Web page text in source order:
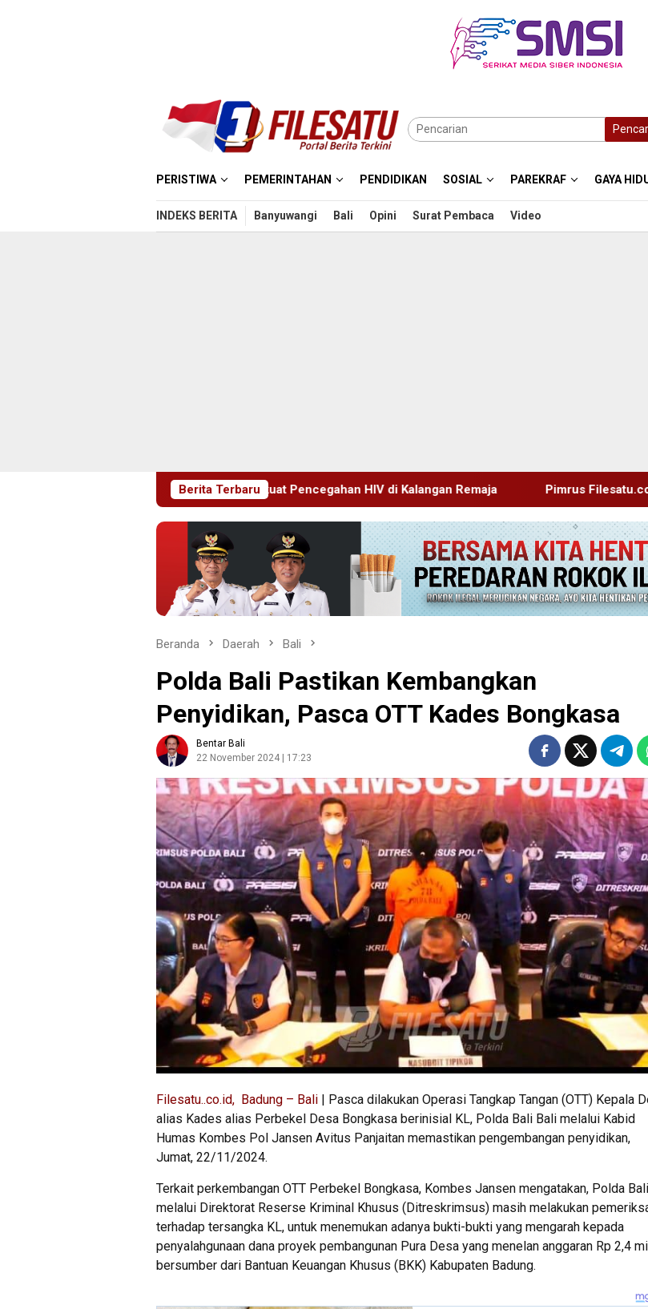
PERISTIWA PEMERINTAHAN PENDIDIKAN SOSIAL PAREKRAF GAYA
INDEKS BERITA Banyuwangi Bali Opini Surat Pembaca Video
Berita Terbaru
Sidoarjo Perkuat Pencegahan HIV di Kalangan Remaja Pimrus Filesatu.co.id Supono, S.H. Menuju
Beranda Daerah Bali
Polda Bali Pastikan Kembangkan
Penyidikan, Pasca OTT Kades Bongkasa
Bentar Bali
22 November 2024 | 17:23
Filesatu..co.id, Badung – Bali | Pasca dilakukan Operasi Tangkap Tangan (OTT) Kepala
alias Kades alias Perbekel Desa Bongkasa berinisial KL, Polda Bali Bali melalui Kabid
Humas Kombes Pol Jansen Avitus Panjaitan memastikan pengembangan penyidikan,
Jumat, 22/11/2024.
Terkait perkembangan OTT Perbekel Bongkasa, Kombes Jansen mengatakan, Polda Bali
melalui Direktorat Reserse Kriminal Khusus (Ditreskrimsus) masih melakukan
terhadap tersangka KL, untuk menemukan adanya bukti-bukti yang mengarah kepada
penyalahgunaan dana proyek pembangunan Pura Desa yang menelan anggaran Rp 2,4
bersumber dari Bantuan Keuangan Khusus (BKK) Kabupaten Badung.